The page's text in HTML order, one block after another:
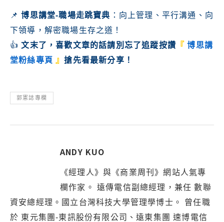
📌博思講堂-職場走跳寶典 ：向上管理、平行溝通、向
下領導，解密職場生存之道！
👍文末了，喜歡文章的話請別忘了追蹤按讚 『 博思講
堂粉絲專頁 』搶先看最新分享！
郭憲誌專欄
ANDY KUO
《經理人》與《商業周刊》網站人氣專
欄作家。 遠傳電信副總經理，兼任 數聯
資安總經理。國立台灣科技大學管理學博士。 曾任職
於 東元集團-東訊股份有限公司、遠東集團 速博電信